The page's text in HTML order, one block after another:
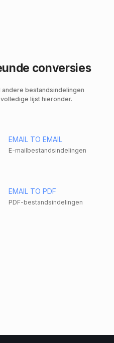
conversies
bestandsindelingen
lijst hieronder.
EMAIL TO EMAIL
E-mailbestandsindelingen
EMAIL TO PDF
PDF-bestandsindelingen